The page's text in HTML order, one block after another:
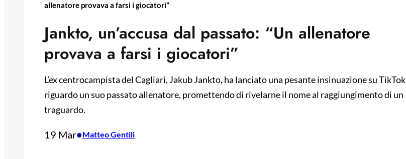
allenatore provava a farsi i giocatori”
Jankto, un’accusa dal passato: “Un allenatore
provava a farsi i giocatori”
L’ex centrocampista del Cagliari, Jakub Jankto, ha lanciato una pesante insinuazione su TikTok
riguardo un suo passato allenatore, promettendo di rivelarne il nome al raggiungimento di un
traguardo.
19 Mar•Matteo Gentili